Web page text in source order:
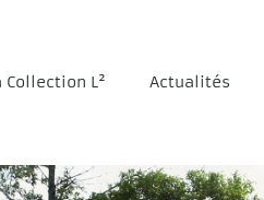
Collection L² Actualités